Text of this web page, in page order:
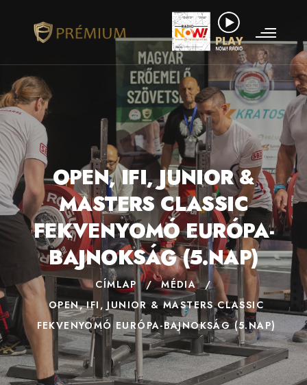
OPEN, IFI, JUNIOR &
MASTERS CLASSIC
FEKVENYOMÓ EURÓPA-
BAJNOKSÁG (5.NAP)
CÍMLAP / MÉDIA
/
OPEN, IFI, JUNIOR & MASTERS CLASSIC
FEKVENYOMÓ EURÓPA-BAJNOKSÁG (5.NAP)